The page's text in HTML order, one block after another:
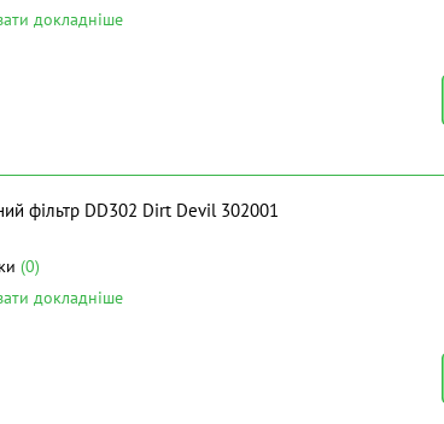
докладніше
фільтр DD302 Dirt Devil 302001
(0)
докладніше